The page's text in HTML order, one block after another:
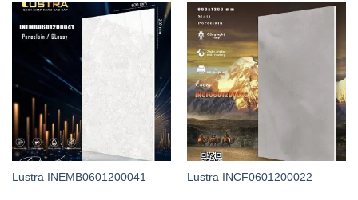
Lustra INEMB0601200041 Lustra INCF0601200022